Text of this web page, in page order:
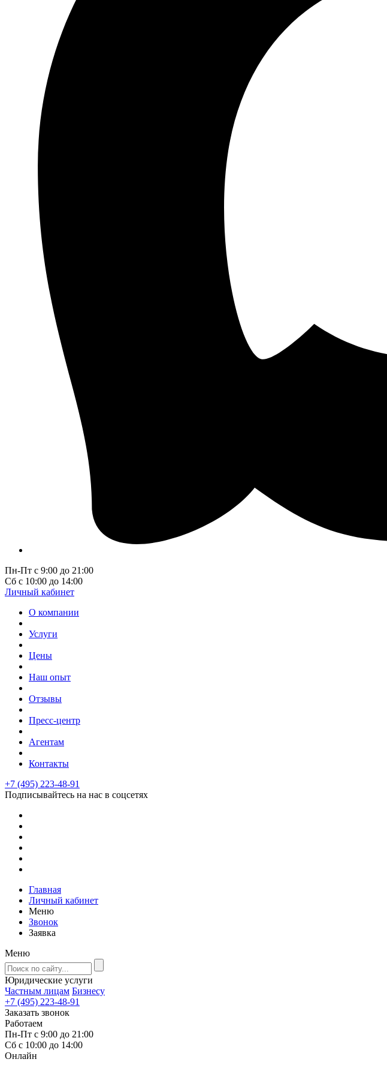
Пн-Пт с 9:00 до 21:00
Сб с 10:00 до 14:00
Личный кабинет
О компании
Услуги
Цены
Наш опыт
Отзывы
Пресс-центр
Агентам
Контакты
+7 (495) 223-48-91
Подписывайтесь на нас в соцсетях
Главная
Личный кабинет
Меню
Звонок
Заявка
Меню
Юридические услуги
Частным лицам Бизнесу
+7 (495) 223-48-91
Заказать звонок
Работаем
Пн-Пт с 9:00 до 21:00
Сб с 10:00 до 14:00
Онлайн